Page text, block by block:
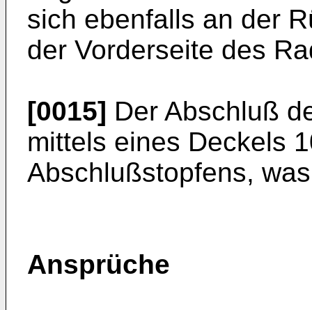
sich ebenfalls an der
der Vorderseite des
[0015] Der Abschluß
mittels eines Deckels
Abschlußstopfens,
Ansprüche